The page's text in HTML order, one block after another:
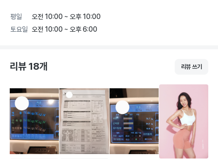
-  골프에서 나타나는 12가지 스윙 오류의 원인을 찾아드립
니다.
있습니다.
때 방해되는 통증에 대한 원인을 찾아드립니다.
(병원은 통증에 대한 진단과 치료를 할 뿐, 그 원인을 찾아
알려주는 병원은 많지 않습니다.)
- 정확한 근육을 사용하는 방법을 익혀 강화시키고, 스윙 파
워를 올려 비거리를 높이는 데에 자신있습니다.
평일
오전 10:00 ~ 오후 10:00
토요일
오전 10:00 ~ 오후 6:00
리뷰 18개 리뷰 쓰기